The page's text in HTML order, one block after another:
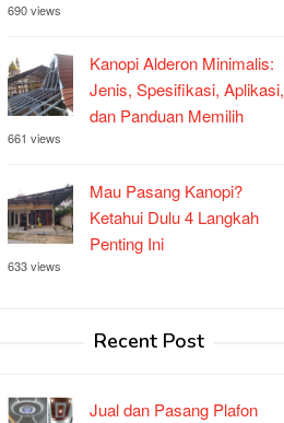
690 views
Kanopi Alderon Minimalis:
Jenis, Spesifikasi, Aplikasi,
dan Panduan Memilih
661 views
Mau Pasang Kanopi?
Ketahui Dulu 4 Langkah
Penting Ini
633 views
Recent Post
Jual dan Pasang Plafon